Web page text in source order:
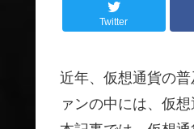
Twitter
近年、仮想通貨の
ァンの中には、仮